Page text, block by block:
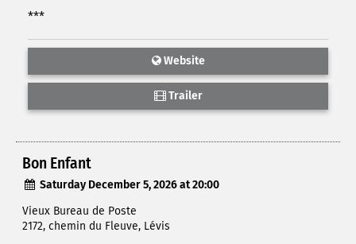
***
Website
Trailer
Bon Enfant
Saturday December 5, 2026 at 20:00
Vieux Bureau de Poste
2172, chemin du Fleuve, Lévis